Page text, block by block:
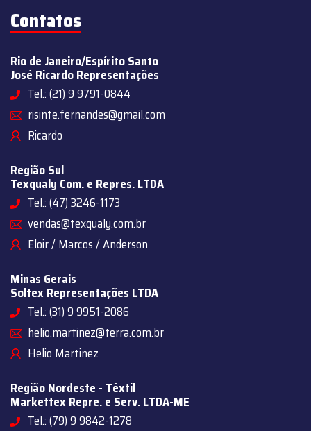
Contatos
Rio de Janeiro/Espírito Santo
José Ricardo Representações
Tel.: (21) 9 9791-0844
risinte.fernandes@gmail.com
Ricardo
Região Sul
Texqualy Com. e Repres. LTDA
Tel.: (47) 3246-1173
vendas@texqualy.com.br
Eloir / Marcos / Anderson
Minas Gerais
Soltex Representações LTDA
Tel.: (31) 9 9951-2086
helio.martinez@terra.com.br
Helio Martinez
Região Nordeste - Têxtil
Markettex Repre. e Serv. LTDA-ME
Tel.: (79) 9 9842-1278